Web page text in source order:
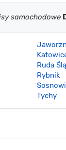
samochodowe
Ruda
Rybnik
Tychy